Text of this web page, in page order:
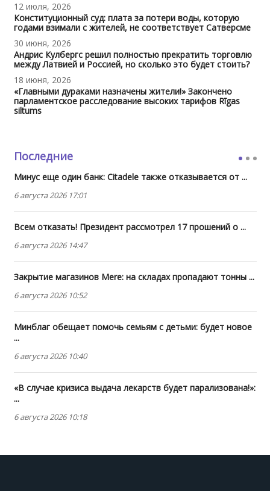
12 июля, 2026
Конституционный суд: плата за потери воды, которую
годами взимали с жителей, не соответствует Сатверсме
30 июня, 2026
Андрис Кулбергс решил полностью прекратить торговлю
между Латвией и Россией, но сколько это будет стоить?
18 июня, 2026
«Главными дураками назначены жители!» Закончено
парламентское расследование высоких тарифов Rīgas
siltums
Последние
Минус еще один банк: Citadele также отказывается от ...
6 августа 2026 17:01
Всем отказать! Президент рассмотрел 17 прошений о ...
6 августа 2026 14:47
Закрытие магазинов Mere: на складах пропадают тонны ...
6 августа 2026 10:52
Минблаг обещает помочь семьям с детьми: будет новое
...
6 августа 2026 10:40
«В случае кризиса выдача лекарств будет парализована!»:
...
6 августа 2026 10:18